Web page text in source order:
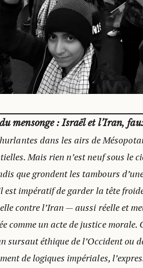
mensonge : Israël et l’Iran,
dans les airs de
Mais rien n’est neuf sous le
que grondent les tambours
impératif de garder la tête
contre l’Iran — aussi réelle et
comme un acte de justice morale.
sursaut éthique de l’Occident ou
de logiques impériales,